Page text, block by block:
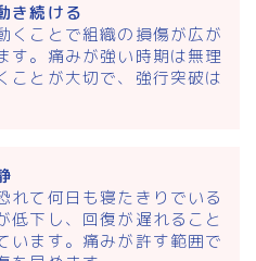
き続ける
くことで組織の損傷が広が
す。痛みが強い時期は無理
ことが大切で、強行突破は
れて何日も寝たきりでいる
低下し、回復が遅れること
います。痛みが許す範囲で